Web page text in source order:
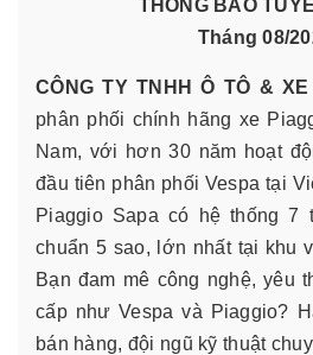
THÔNG BÁO
Tháng 08/
CÔNG TY TNHH Ô TÔ &
phân phối chính hãng xe
Nam, với hơn 30 năm hoạt
đầu tiên phân phối Vespa tại
Piaggio Sapa có hệ thống 7
chuẩn 5 sao, lớn nhất tại khu
Bạn đam mê công nghệ, yêu
cấp như Vespa và Piaggio?
bán hàng, đội ngũ kỹ thuật